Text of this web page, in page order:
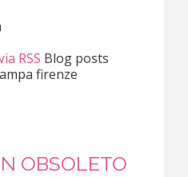
RSS Blog posts
firenze
OBSOLETO